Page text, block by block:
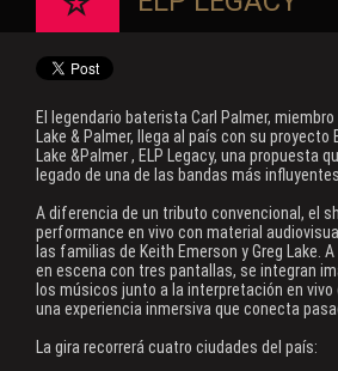
El legendario baterista Carl Palmer,
Lake & Palmer, llega al país con su proyecto
Lake &Palmer , ELP Legacy, una propuesta
legado de una de las bandas más
A diferencia de un tributo convencional, el
performance en vivo con material
las familias de Keith Emerson y Greg Lake.
en escena con tres pantallas, se integran
los músicos junto a la interpretación en vivo
una experiencia inmersiva que conecta
La gira recorrerá cuatro ciudades del país: